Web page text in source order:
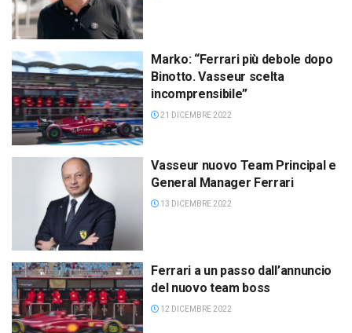
Marko: “Ferrari più debole dopo
Binotto. Vasseur scelta
incomprensibile”
21 DICEMBRE 2022
Vasseur nuovo Team Principal e
General Manager Ferrari
13 DICEMBRE 2022
Ferrari a un passo dall’annuncio
del nuovo team boss
12 DICEMBRE 2022